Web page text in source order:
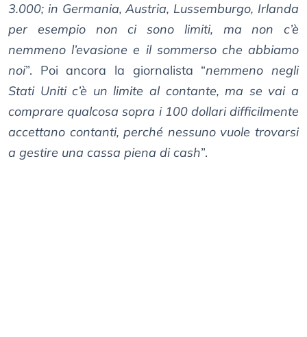
3.000; in Germania, Austria, Lussemburgo, Irlanda
per esempio non ci sono limiti, ma non c’è
nemmeno l’evasione e il sommerso che abbiamo
noi”. Poi ancora la giornalista “nemmeno negli
Stati Uniti c’è un limite al contante, ma se vai a
comprare qualcosa sopra i 100 dollari difficilmente
accettano contanti, perché nessuno vuole trovarsi
a gestire una cassa piena di cash”.